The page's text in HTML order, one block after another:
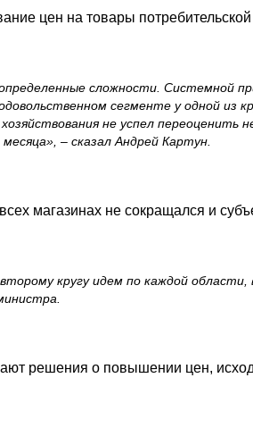
цен на товары
сложности. Системной
сегменте у одной из
не успел переоценить
– сказал Андрей Картун.
магазинах не сокращался и
кругу идем по каждой области,
решения о повышении цен,